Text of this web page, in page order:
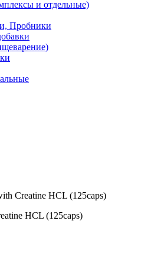
и отдельные)
Пробники
Creatine HCL (125caps)
HCL (125caps)